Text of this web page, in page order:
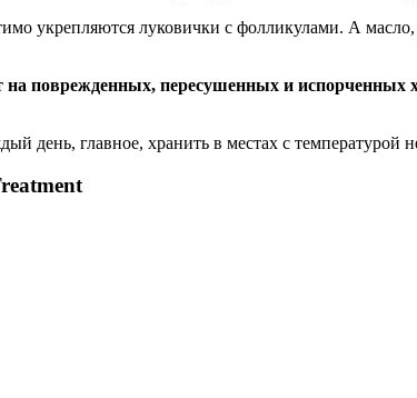
укрепляются луковички с фолликулами. А масло,
поврежденных, пересушенных и испорченных
день, главное, хранить в местах с температурой